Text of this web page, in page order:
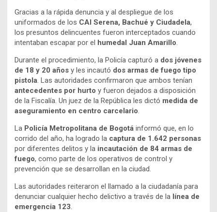
Gracias a la rápida denuncia y al despliegue de los
uniformados de los CAI Serena, Bachué y Ciudadela,
los presuntos delincuentes fueron interceptados cuando
intentaban escapar por el
humedal Juan Amarillo.
Durante el procedimiento, la Policía capturó a dos jóvenes
de 18 y 20 años y les incautó dos armas de fuego tipo
pistola. Las autoridades confirmaron que ambos tenían
antecedentes por hurto y fueron dejados a disposición
de la Fiscalía. Un juez de la República les dictó medida de
aseguramiento en centro carcelario.
La Policía Metropolitana de Bogotá informó que, en lo
corrido del año, ha logrado la captura de 1.642 personas
por diferentes delitos y la incautación de 84 armas de
fuego, como parte de los operativos de control y
prevención que se desarrollan en la ciudad.
Las autoridades reiteraron el llamado a la ciudadanía para
denunciar cualquier hecho delictivo a través de la línea de
emergencia 123.